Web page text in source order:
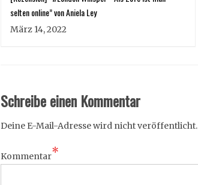
selten online” von Aniela Ley
März 14, 2022
Schreibe einen Kommentar
Deine E-Mail-Adresse wird nicht veröffentlicht.
Kommentar*